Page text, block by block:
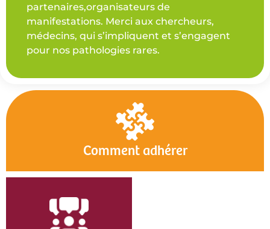
partenaires,organisateurs de
manifestations. Merci aux chercheurs,
médecins, qui s’impliquent et s’engagent
pour nos pathologies rares.
Comment adhérer